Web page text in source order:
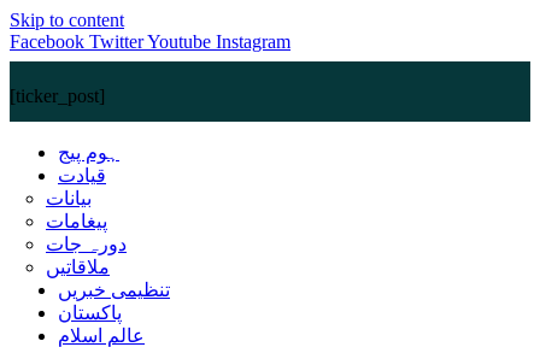
Skip to content
Facebook TwitterYoutube Instagram
[ticker_post]
ہوم پیج
قیادت
بیانات
پیغامات
دورہ جات
ملاقاتیں
تنظیمی خبریں
پاکستان
عالم اسلام